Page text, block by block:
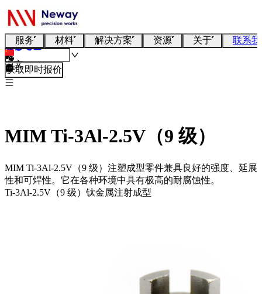
服务 材料 解决方案 资源 关于 联系
中文
获取即时报价
MIM Ti-3Al-2.5V（9 级）
MIM Ti-3Al-2.5V（9 级）注塑成型零件兼具良好的强度、延展
性和可焊性。它在各种环境中具有极高的耐腐蚀性。
Ti-3Al-2.5V（9 级）钛金属注射成型